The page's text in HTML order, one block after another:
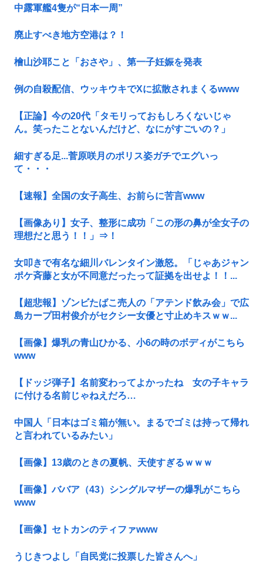
中露軍艦4隻が“日本一周”
廃止すべき地方空港は？！
檜山沙耶こと「おさや」、第一子妊娠を発表
例の自殺配信、ウッキウキでXに拡散されまくるwww
【正論】今の20代「タモリっておもしろくないじゃ
ん。笑ったことないんだけど、なにがすごいの？」
細すぎる足...菅原咲月のポリス姿ガチでエグいっ
て・・・
【速報】全国の女子高生、お前らに苦言www
【画像あり】女子、整形に成功「この形の鼻が全女子の
理想だと思う！！」⇒！
女叩きで有名な細川バレンタイン激怒。「じゃあジャン
ポケ斉藤と女が不同意だったって証拠を出せよ！！...
【超悲報】ゾンビたばこ売人の「アテンド飲み会」で広
島カープ田村俊介がセクシー女優と寸止めキスｗｗ...
【画像】爆乳の青山ひかる、小6の時のボディがこちら
www
【ドッジ弾子】名前変わってよかったね 女の子キャラ
に付ける名前じゃねえだろ…
中国人「日本はゴミ箱が無い。まるでゴミは持って帰れ
と言われているみたい」
【画像】13歳のときの夏帆、天使すぎるｗｗｗ
【画像】ババア（43）シングルマザーの爆乳がこちら
www
【画像】セトカンのティファwww
うじきつよし「自民党に投票した皆さんへ」